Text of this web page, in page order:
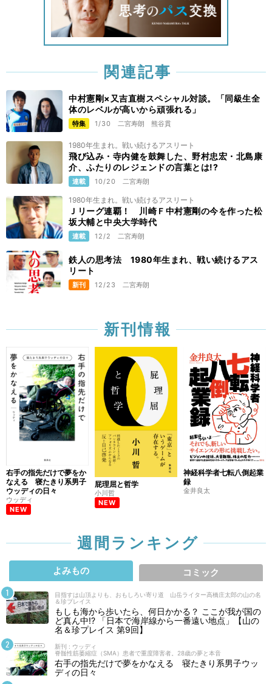
関連記事
中村憲剛×又吉直樹スペシャル対談。「同級生全
体のレベルが高いから頑張れる」
特集 1/30 二宮寿朗 熊谷貫
1980年生まれ。戦い続けるアスリート
飛び込み・寺内健を鼓舞した、野村忠宏・北島康
介、ふたりのレジェンドの言葉とは!?
連載 10/20 二宮寿朗
1980年生まれ。戦い続けるアスリート
Ｊリーグ連覇！ 川崎Ｆ中村憲剛の今を作った松
坂大輔と中央大学時代
連載 12/2 二宮寿朗
鉄人の思考法 1980年生まれ、戦い続けるアス
リート
新刊 12/23 二宮寿朗
新刊情報
右手の指先だけで夢をか
なえる 寝たきり系男子
ウッディの日々
ウッディ
NEW
屁理屈と哲学
小川哲
NEW
神経科学者七転八倒起業
録
金井良太
週間ランキング
よみもの コミック
目指すは山頂よりも、おもしろい寄り道 山岳ライター高橋庄太郎の山の名
＆珍プレイス
もしも海から歩いたら、何日かかる？ ここが我が国の
ど真ん中!? 「日本で海岸線から一番遠い地点」【山の
名＆珍プレイス 第9回】
新刊 : ウッディ
脊髄性筋萎縮症（SMA）患者で重度障害者。28歳の夢と本音
右手の指先だけで夢をかなえる 寝たきり系男子ウッ
ディの日々